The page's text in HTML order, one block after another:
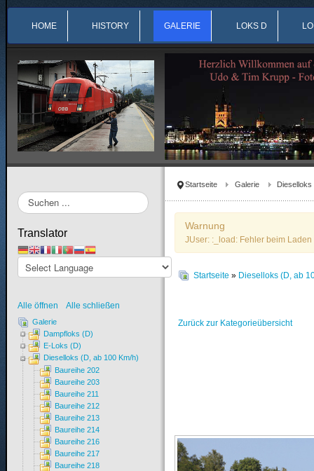
HOME HISTORY GALERIE LOKS D
Startseite Galerie
Warnung
JUser: :_load: Fehler beim
Startseite » Dieselloks (D, ab
Zurück zur Kategorieübersicht
Suchen
...
Translator
Alle öffnen Alle schließen
Galerie
Dampfloks (D)
E-Loks (D)
Dieselloks (D, ab 100 Km/h)
Baureihe 202
Baureihe 203
Baureihe 211
Baureihe 212
Baureihe 213
Baureihe 214
Baureihe 216
Baureihe 217
Baureihe 218